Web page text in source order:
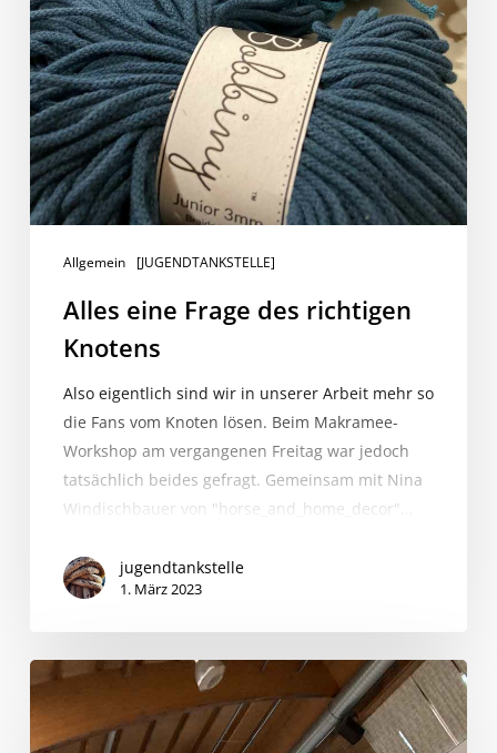
Allgemein [JUGENDTANKSTELLE]
Alles eine Frage des richtigen
Knotens
Also eigentlich sind wir in unserer Arbeit mehr so
die Fans vom Knoten lösen. Beim Makramee-
Workshop am vergangenen Freitag war jedoch
tatsächlich beides gefragt. Gemeinsam mit Nina
Windischbauer von "horse_and_home_decor"…
jugendtankstelle
1. März 2023
Ice,